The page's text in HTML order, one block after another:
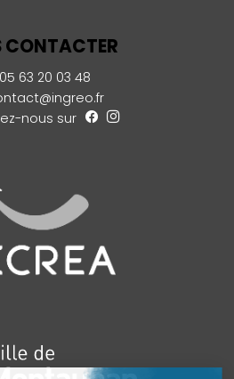
CONTACTER
05 63 20 03 48
nous sur